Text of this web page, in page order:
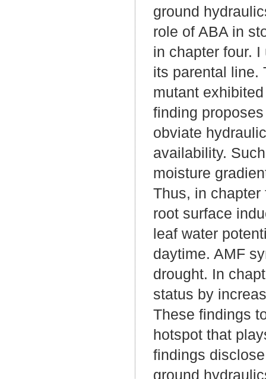
ground
role of ABA in
in chapter four.
its parental line.
mutant
finding
obviate
availability.
moisture
Thus, in
root surface
leaf water
daytime. AMF
drought. In
status by
These findings
hotspot that
findings
ground